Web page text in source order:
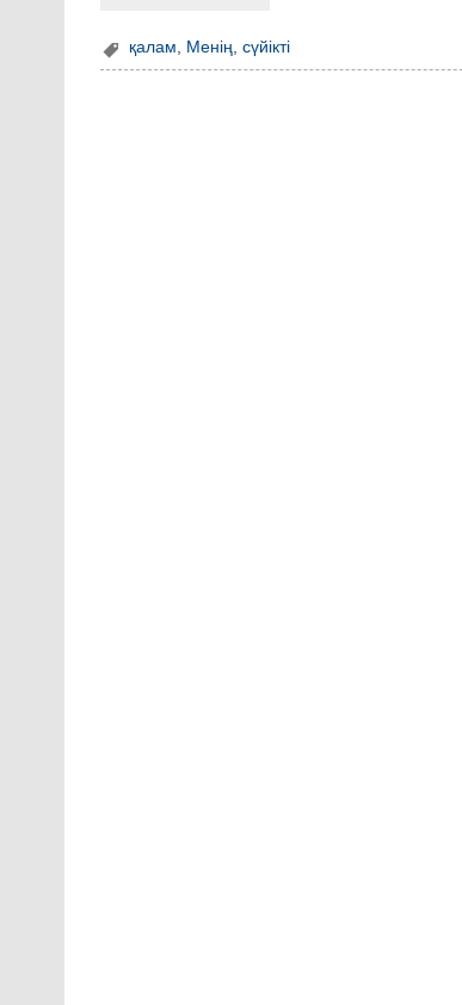
қалам, Менің,сүйікті